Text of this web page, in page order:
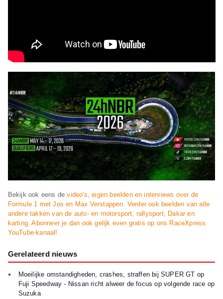
Bekijk ook eens devideo's, eigen beelden en interviews over de
Formule 1 met Jos en Max Verstappen. Verder ook beelden van alle
andere takken van de auto- en motorsport, rallysport, Dakar en
karting. Abonneer je dan ook gelijk even gratis op ons RaceXpress
YouTube-kanaal!
Gerelateerd nieuws
Moeilijke omstandigheden, crashes, straffen bij SUPER GT op
Fuji Speedway - Nissan richt alweer de focus op volgende race op
Suzuka